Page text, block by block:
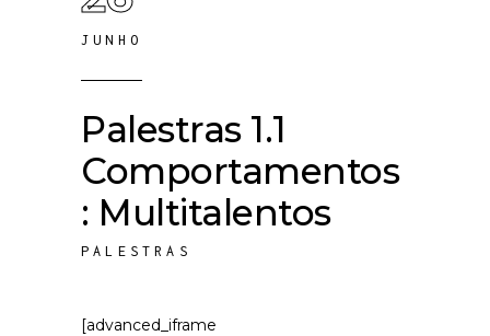
JUNHO
Palestras 1.1
Comportamentos
: Multitalentos
PALESTRAS
[advanced_iframe